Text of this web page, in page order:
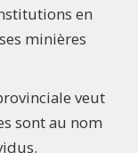
en
minières
veut
sont au nom